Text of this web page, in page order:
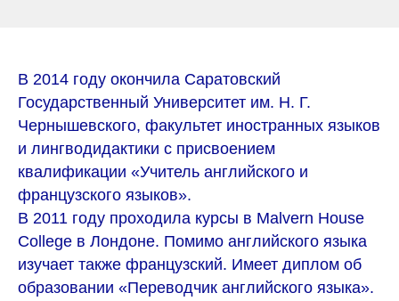
В 2014 году окончила Саратовский
Государственный Университет им. Н. Г.
Чернышевского, факультет иностранных языков
и лингводидактики с присвоением
квалификации «Учитель английского и
французского языков».
В 2011 году проходила курсы в Malvern House
College в Лондоне. Помимо английского языка
изучает также французский. Имеет диплом об
образовании «Переводчик английского языка».